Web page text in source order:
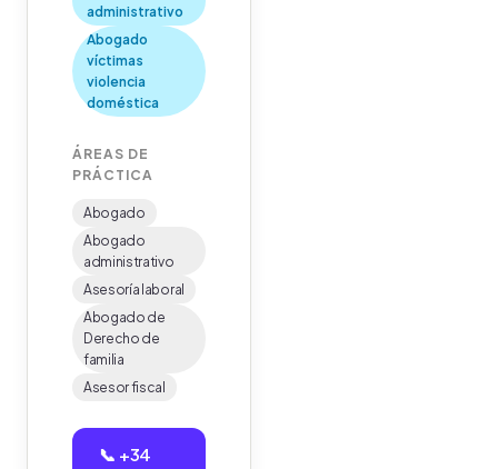
administrativo
Abogado
víctimas
violencia
doméstica
ÁREAS DE
PRÁCTICA
Abogado
Abogado
administrativo
Asesoría laboral
Abogado de
Derecho de
familia
Asesor fiscal
📞 +34